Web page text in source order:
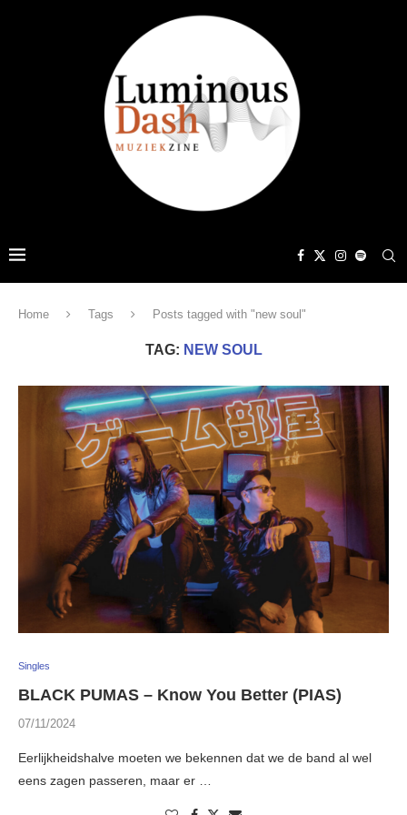
Home Tags Posts tagged with "new soul"
TAG: NEW SOUL
Singles
BLACK PUMAS – Know You Better (PIAS)
07/11/2024
Eerlijkheidshalve moeten we bekennen dat we de band al wel
eens zagen passeren, maar er …